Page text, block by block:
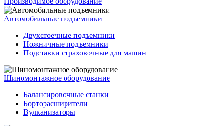
Автомобильные подъемники
Двухстоечные подъемники
Ножничные подъемники
Подставки страховочные для машин
Шиномонтажное оборудование
Балансировочные станки
Борторасширители
Вулканизаторы